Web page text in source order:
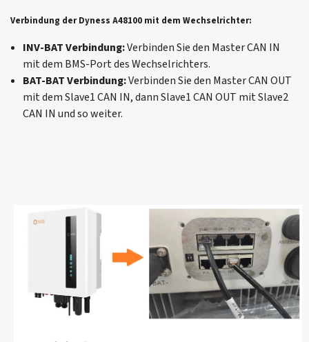
Verbindung der Dyness A48100 mit dem Wechselrichter:
INV-BAT Verbindung:Verbinden Sie den Master CAN IN
mit dem BMS-Port des Wechselrichters.
BAT-BAT Verbindung:Verbinden Sie den Master CAN OUT
mit dem Slave1 CAN IN, dann Slave1 CAN OUT mit Slave2
CAN IN und so weiter.